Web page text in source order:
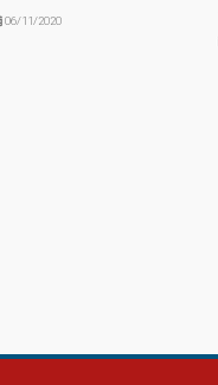
06/11/2020